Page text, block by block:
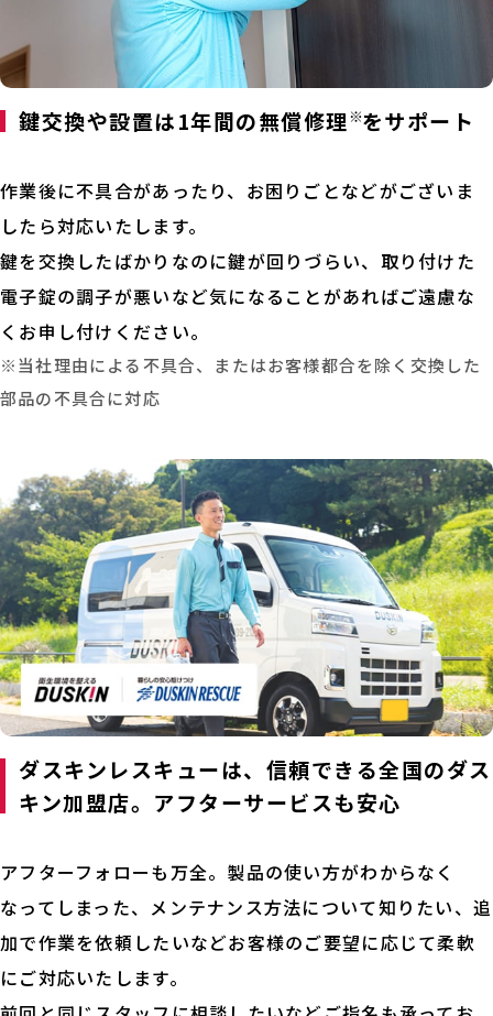
鍵交換や設置は1年間の無償修理 ※をサポート
作業後に不具合があったり、お困りごとなどがございま
したら対応いたします。
鍵を交換したばかりなのに鍵が回りづらい、取り付けた
電子錠の調子が悪いなど気になることがあればご遠慮な
くお申し付けください。
※当社理由による不具合、またはお客様都合を除く交換した
部品の不具合に対応
ダスキンレスキューは、信頼できる全国のダス
キン加盟店。アフターサービスも安心
アフターフォローも万全。製品の使い方がわからなく
なってしまった、メンテナンス方法について知りたい、追
加で作業を依頼したいなどお客様のご要望に応じて柔軟
にご対応いたします。